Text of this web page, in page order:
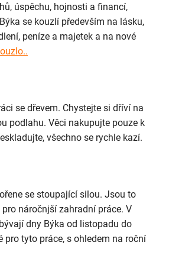
úspěchu, hojnosti a financí,
se kouzlí především na lásku,
peníze a majetek a na nové
se dřevem. Chystejte si dříví na
podlahu. Věci nakupujte pouze k
všechno se rychle kazí.
se stoupající silou. Jsou to
náročnjší zahradní práce. V
dny Býka od listopadu do
pro tyto práce, s ohledem na roční